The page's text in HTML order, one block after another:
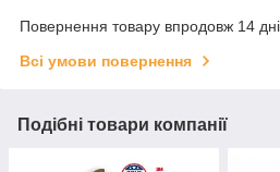
Повернення товару впродовж 14
Всі умови повернення
Подібні товари компанії